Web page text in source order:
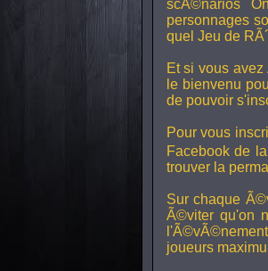
scÃ©narios
personnages
quel Jeu de
Et si vous
le bienvenu
de pouvoir
Pour vous
Facebook de
trouver la
Sur chaque
Ã©viter qu'on
joueurs